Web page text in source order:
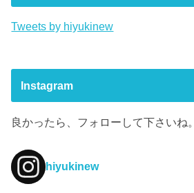
Tweets by hiyukinew
Instagram
良かったら、フォローして下さいね。
hiyukinew